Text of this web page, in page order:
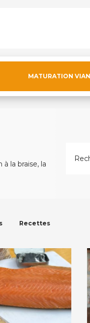
MATURATION
la braise, la
Recettes